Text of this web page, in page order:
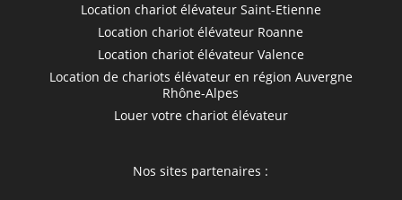
Location chariot élévateur Saint-Etienne
Location chariot élévateur Roanne
Location chariot élévateur Valence
Location de chariots élévateur en région Auvergne
Rhône-Alpes
Louer votre chariot élévateur
Nos sites partenaires :